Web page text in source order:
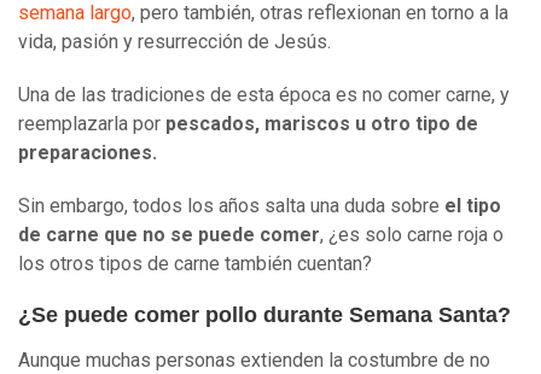
semana largo, pero también, otras reflexionan en torno a la
vida, pasión y resurrección de Jesús.
Una de las tradiciones de esta época es no comer carne, y
reemplazarla por pescados, mariscos u otro tipo de
preparaciones.
Sin embargo, todos los años salta una duda sobre el tipo
de carne que no se puede comer, ¿es solo carne roja o
los otros tipos de carne también cuentan?
¿Se puede comer pollo durante Semana Santa?
Aunque muchas personas extienden la costumbre de no